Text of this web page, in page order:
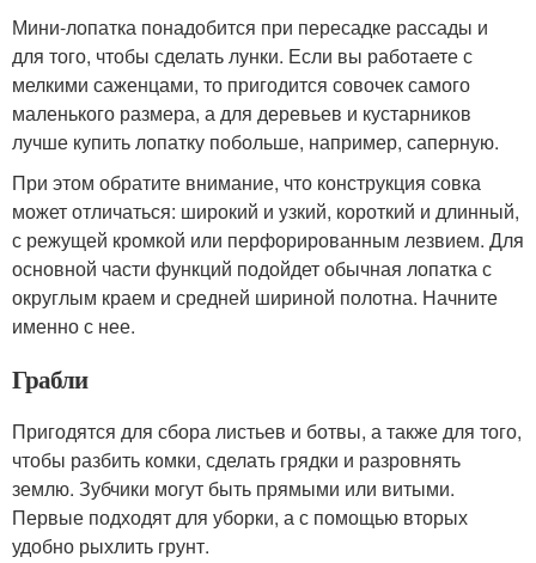
Мини-лопатка понадобится при пересадке рассады и
для того, чтобы сделать лунки. Если вы работаете с
мелкими саженцами, то пригодится совочек самого
маленького размера, а для деревьев и кустарников
лучше купить лопатку побольше, например, саперную.
При этом обратите внимание, что конструкция совка
может отличаться: широкий и узкий, короткий и длинный,
с режущей кромкой или перфорированным лезвием. Для
основной части функций подойдет обычная лопатка с
округлым краем и средней шириной полотна. Начните
именно с нее.
Грабли
Пригодятся для сбора листьев и ботвы, а также для того,
чтобы разбить комки, сделать грядки и разровнять
землю. Зубчики могут быть прямыми или витыми.
Первые подходят для уборки, а с помощью вторых
удобно рыхлить грунт.